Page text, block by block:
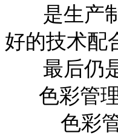
是生产制
好的技术配
最后仍是
色彩管
色彩管